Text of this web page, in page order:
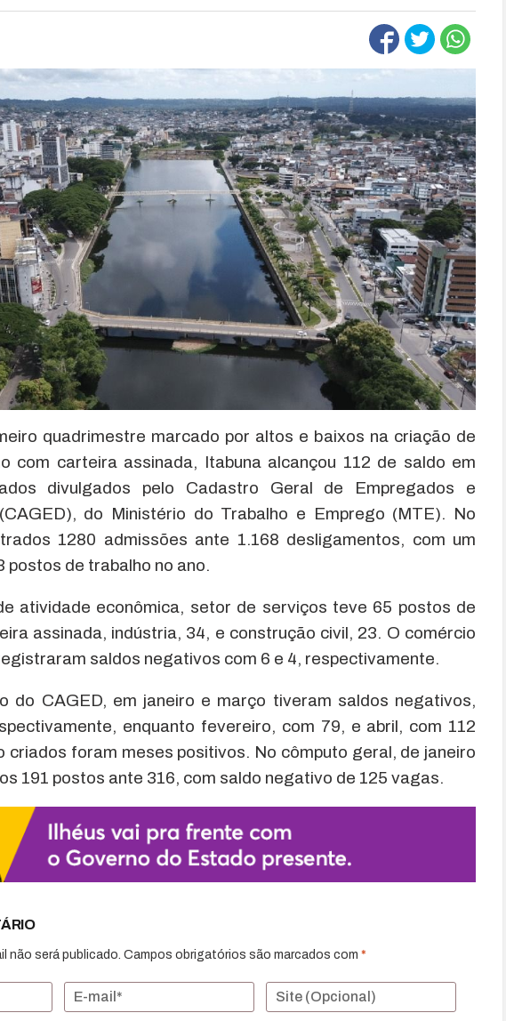
quadrimestre marcado por altos e baixos na criação de
com carteira assinada, Itabuna alcançou 112 de saldo em
divulgados pelo Cadastro Geral de Empregados e
do Ministério do Trabalho e Emprego (MTE). No
1280 admissões ante 1.168 desligamentos, com um
postos de trabalho no ano.
atividade econômica, setor de serviços teve 65 postos de
assinada, indústria, 34, e construção civil, 23. O comércio
saldos negativos com 6 e 4, respectivamente.
do CAGED, em janeiro e março tiveram saldos negativos,
enquanto fevereiro, com 79, e abril, com 112
criados foram meses positivos. No cômputo geral, de janeiro
191 postos ante 316, com saldo negativo de 125 vagas.
não será publicado. Campos obrigatórios são marcados com *